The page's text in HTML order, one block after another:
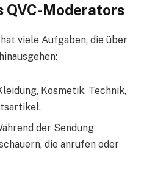
QVC-Moderators
viele Aufgaben, die über
Kosmetik, Technik,
der Sendung
die anrufen oder